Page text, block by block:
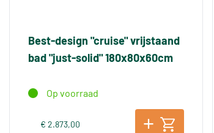
Best-design "cruise" vrijstaand
bad "just-solid" 180x80x60cm
Op voorraad
€ 2.873,00